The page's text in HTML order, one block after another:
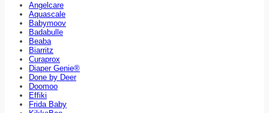
Angelcare
Aquascale
Babymoov
Badabulle
Beaba
Biarritz
Curaprox
Diaper Genie®
Done by Deer
Doomoo
Effiki
Frida Baby